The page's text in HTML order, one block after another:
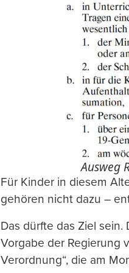
Ausweg
Für Kinder in diesem
gehören nicht dazu –
Das dürfte das Ziel
Vorgabe der Regierung
Verordnung“, die am